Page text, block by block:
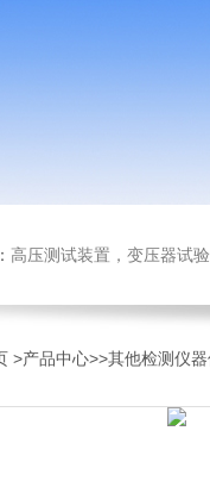
高压测试装置，变压器试
>产品中心>>其他检测仪